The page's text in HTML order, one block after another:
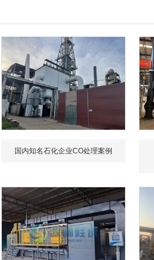
国内知名石化企业CO处理案例